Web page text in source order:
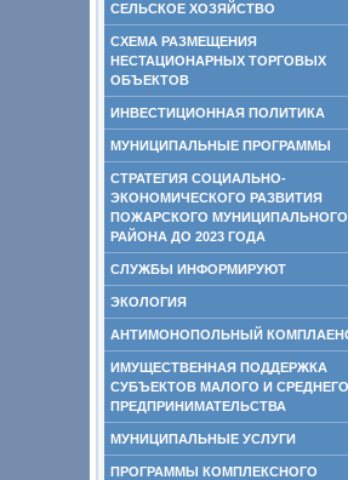
СЕЛЬСКОЕ ХОЗЯЙСТВО
СХЕМА РАЗМЕЩЕНИЯ
НЕСТАЦИОНАРНЫХ ТОРГОВЫХ
ОБЪЕКТОВ
ИНВЕСТИЦИОННАЯ ПОЛИТИКА
МУНИЦИПАЛЬНЫЕ ПРОГРАММЫ
СТРАТЕГИЯ СОЦИАЛЬНО-
ЭКОНОМИЧЕСКОГО РАЗВИТИЯ
ПОЖАРСКОГО МУНИЦИПАЛЬНОГО
РАЙОНА ДО 2023 ГОДА
СЛУЖБЫ ИНФОРМИРУЮТ
ЭКОЛОГИЯ
АНТИМОНОПОЛЬНЫЙ
ИМУЩЕСТВЕННАЯ ПОДДЕРЖКА
СУБЪЕКТОВ МАЛОГО И СРЕДНЕГО
ПРЕДПРИНИМАТЕЛЬСТВА
МУНИЦИПАЛЬНЫЕ УСЛУГИ
ПРОГРАММЫ КОМПЛЕКСНОГО